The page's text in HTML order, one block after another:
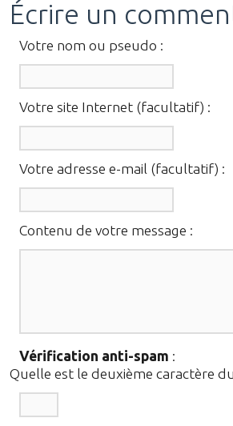
Écrire un
Votre nom ou pseudo :
Votre site Internet (facultatif) :
Votre adresse e-mail (facultatif) :
Contenu de votre message :
Vérification anti-spam :
Quelle est le deuxième caractère